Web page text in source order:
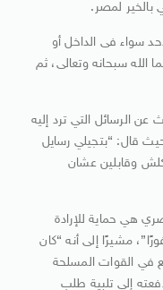
بالخير لمصر.
سواء فى الداخل أو
الله سبحانه وتعالى، ثم
الرسائل التي ترد إليه
قال: “بتجيلي رسايل
وقابلين عشان
هي حماية للإرادة
مشيرًا إلى أنه “كان
في القوات المسلحة
إلى تلبية طلب